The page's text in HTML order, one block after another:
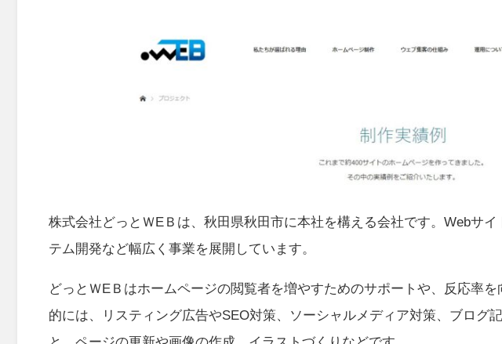
株式会社どっとＷEＢは、秋田県秋田市に本社を構える会社です。Webサ
テム開発など幅広く事業を展開しています。
どっとＷEＢはホームページの閲覧者を増やすためのサポートや、反応率
的には、リスティング広告やSEO対策、ソーシャルメディア対策、ブログ
と、ページの更新や画像の作成、イラストづくりなどです。